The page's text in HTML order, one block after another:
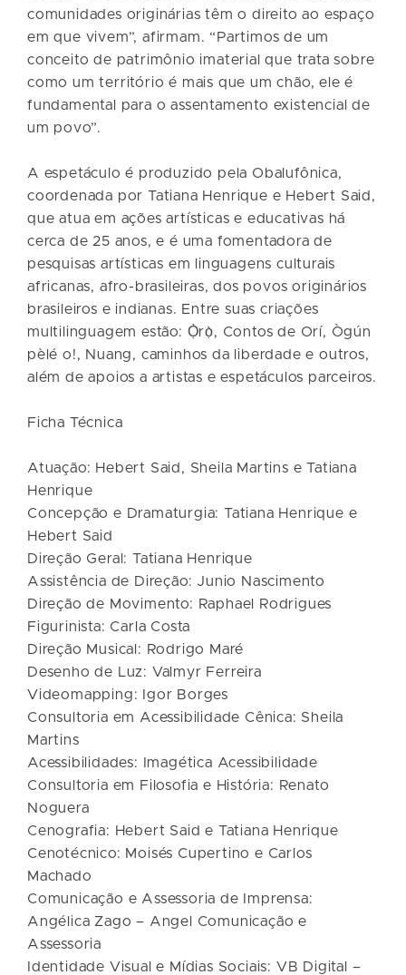
comunidades originárias têm o direito ao espaço
em que vivem”, afirmam. “Partimos de um
conceito de patrimônio imaterial que trata sobre
como um território é mais que um chão, ele é
fundamental para o assentamento existencial de
um povo”.
A espetáculo é produzido pela Obalufônica,
coordenada por Tatiana Henrique e Hebert Said,
que atua em ações artísticas e educativas há
cerca de 25 anos, e é uma fomentadora de
pesquisas artísticas em linguagens culturais
africanas, afro-brasileiras, dos povos originários
brasileiros e indianas. Entre suas criações
multilinguagem estão: Ọ̀rọ̀, Contos de Orí, Ògún
pèlé o!, Nuang, caminhos da liberdade e outros,
além de apoios a artistas e espetáculos parceiros.
Ficha Técnica
Atuação: Hebert Said, Sheila Martins e Tatiana
Henrique
Concepção e Dramaturgia: Tatiana Henrique e
Hebert Said
Direção Geral: Tatiana Henrique
Assistência de Direção: Junio Nascimento
Direção de Movimento: Raphael Rodrigues
Figurinista: Carla Costa
Direção Musical: Rodrigo Maré
Desenho de Luz: Valmyr Ferreira
Videomapping: Igor Borges
Consultoria em Acessibilidade Cênica: Sheila
Martins
Acessibilidades: Imagética Acessibilidade
Consultoria em Filosofia e História: Renato
Noguera
Cenografia: Hebert Said e Tatiana Henrique
Cenotécnico: Moisés Cupertino e Carlos
Machado
Comunicação e Assessoria de Imprensa:
Angélica Zago – Angel Comunicação e
Assessoria
Identidade Visual e Mídias Sociais: VB Digital –